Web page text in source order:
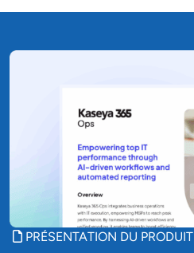
PRÉSENTATION DU PRODUIT